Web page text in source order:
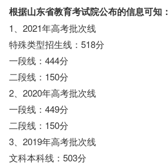
根据山东省教育考试院公布的信息可知：
1、2021年高考批次线
特殊类型招生线：518分
一段线：444分
二段线：150分
2、2020年高考批次线
一段线：449分
二段线：150分
3、2019年高考批次线
文科本科线：503分